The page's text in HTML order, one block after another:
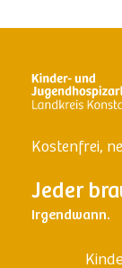
Kostenfrei,
Jeder
Irgendwann.